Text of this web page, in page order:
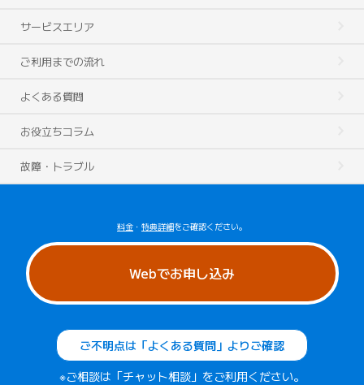
サービスエリア
ご利用までの流れ
よくある質問
お役立ちコラム
故障・トラブル
料金 ・ 特典詳細をご確認ください。
Webでお申し込み
ご不明点は「よくある質問」よりご確認
※ご相談は「チャット相談」をご利用ください。